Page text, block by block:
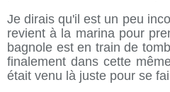
Je dirais qu'il est un peu
revient à la marina pour
bagnole est en train de
finalement dans cette
était venu là juste pour se